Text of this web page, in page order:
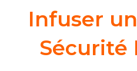
Infuser
Sécurité